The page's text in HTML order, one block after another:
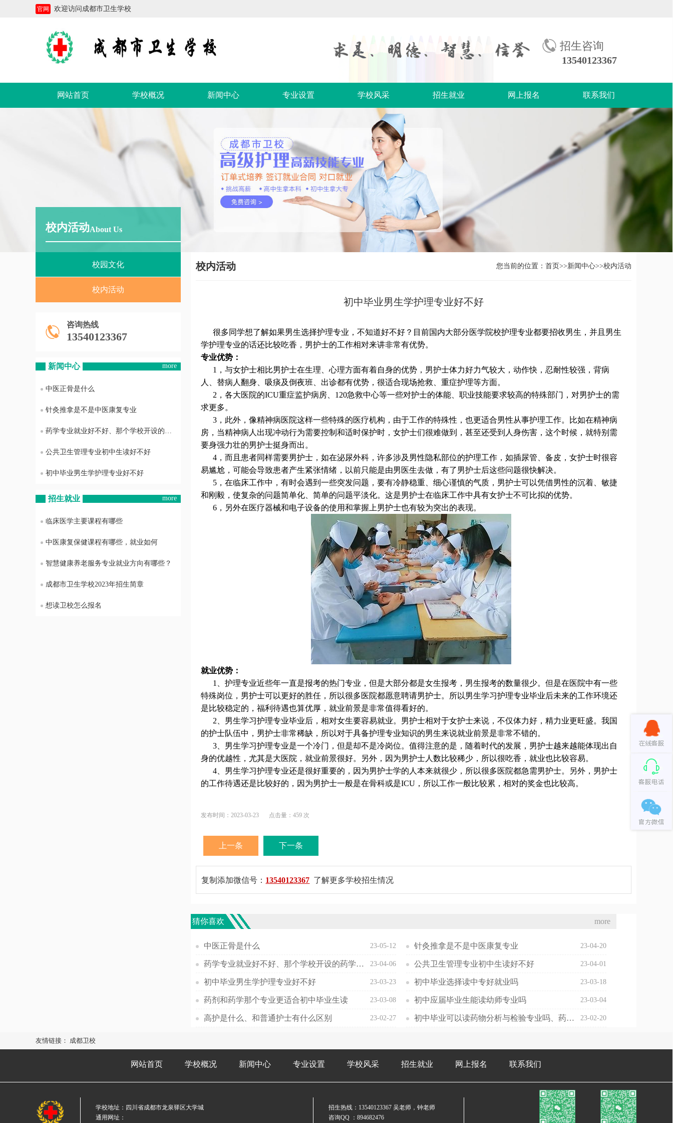
官网 欢迎访问成都市卫生学校
招生咨询
13540123367
网站首页 学校概况 新闻中心 专业设置 学校风采 招生就业 网上报名 联系我们
校内活动About Us
校园文化
校内活动
咨询热线
13540123367
新闻中心 more
中医正骨是什么
针灸推拿是不是中医康复专业
药学专业就业好不好、那个学校开设的药学专业最好
公共卫生管理专业初中生读好不好
初中毕业男生学护理专业好不好
招生就业 more
临床医学主要课程有哪些
中医康复保健课程有哪些，就业如何
智慧健康养老服务专业就业方向有哪些？
成都市卫生学校2023年招生简章
想读卫校怎么报名
校内活动 您当前的位置：首页>>新闻中心>>校内活动
初中毕业男生学护理专业好不好
很多同学想了解如果男生选择护理专业，不知道好不好？目前国内大部分医学院校护理专业都要招收男生，并且男生
学护理专业的话还比较吃香，男护士的工作相对来讲非常有优势。
专业优势：
1，与女护士相比男护士在生理、心理方面有着自身的优势，男护士体力好力气较大，动作快，忍耐性较强，背病
人、替病人翻身、吸痰及倒夜班、出诊都有优势，很适合现场抢救、重症护理等方面。
2，各大医院的ICU重症监护病房、120急救中心等一些对护士的体能、职业技能要求较高的特殊部门，对男护士的需
求更多。
3，此外，像精神病医院这样一些特殊的医疗机构，由于工作的特殊性，也更适合男性从事护理工作。比如在精神病
房，当精神病人出现冲动行为需要控制和适时保护时，女护士们很难做到，甚至还受到人身伤害，这个时候，就特别需
要身强力壮的男护士挺身而出。
4，而且患者同样需要男护士，如在泌尿外科，许多涉及男性隐私部位的护理工作，如插尿管、备皮，女护士时很容
易尴尬，可能会导致患者产生紧张情绪，以前只能是由男医生去做，有了男护士后这些问题很快解决。
5，在临床工作中，有时会遇到一些突发问题，要有冷静稳重、细心谨慎的气质，男护士可以凭借男性的沉着、敏捷
和刚毅，使复杂的问题简单化、简单的问题平淡化。这是男护士在临床工作中具有女护士不可比拟的优势。
6，另外在医疗器械和电子设备的使用和掌握上男护士也有较为突出的表现。
就业优势：
1、护理专业近些年一直是报考的热门专业，但是大部分都是女生报考，男生报考的数量很少。但是在医院中有一些
特殊岗位，男护士可以更好的胜任，所以很多医院都愿意聘请男护士。所以男生学习护理专业毕业后未来的工作环境还
是比较稳定的，福利待遇也算优厚，就业前景是非常值得看好的。
2、男生学习护理专业毕业后，相对女生要容易就业。男护士相对于女护士来说，不仅体力好，精力业更旺盛。我国
的护士队伍中，男护士非常稀缺，所以对于具备护理专业知识的男生来说就业前景是非常不错的。
3、男生学习护理专业是一个冷门，但是却不是冷岗位。值得注意的是，随着时代的发展，男护士越来越能体现出自
身的优越性，尤其是大医院，就业前景很好。另外，因为男护士人数比较稀少，所以很吃香，就业也比较容易。
4、男生学习护理专业还是很好重要的，因为男护士学的人本来就很少，所以很多医院都急需男护士。另外，男护士
的工作待遇还是比较好的，因为男护士一般是在骨科或是ICU，所以工作一般比较累，相对的奖金也比较高。
发布时间：2023-03-23 点击量：459 次
上一条 下一条
复制添加微信号： 13540123367 了解更多学校招生情况
猜你喜欢 more
中医正骨是什么 23-05-12 针灸推拿是不是中医康复专业 23-04-20
药学专业就业好不好、那个学校开设的药学专业最好 23-04-06 公共卫生管理专业初中生读好不好 23-04-01
初中毕业男生学护理专业好不好 23-03-23 初中毕业选择读中专好就业吗 23-03-18
药剂和药学那个专业更适合初中毕业生读 23-03-08 初中应届毕业生能读幼师专业吗 23-03-04
高护是什么、和普通护士有什么区别 23-02-27 初中毕业可以读药物分析与检验专业吗、药物分析可以考执业药师吗 23-02-20
友情链接： 成都卫校
网站首页 学校概况 新闻中心 专业设置 学校风采 招生就业 网上报名 联系我们
学校地址：四川省成都市龙泉驿区大学城
通用网址：
招生热线： 13540123367 吴老师，钟老师
咨询QQ ：894682476